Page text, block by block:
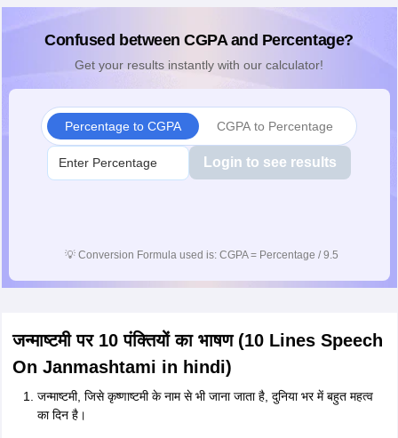
Confused between CGPA and Percentage?
Get your results instantly with our calculator!
Percentage to CGPA CGPA to Percentage
Login to see results
💡 Conversion Formula used is: CGPA = Percentage / 9.5
जन्माष्टमी पर 10 पंक्तियों का भाषण (10 Lines Speech
On Janmashtami in hindi)
जन्माष्टमी, जिसे कृष्णाष्टमी के नाम से भी जाना जाता है, दुनिया भर में बहुत महत्व
का दिन है।